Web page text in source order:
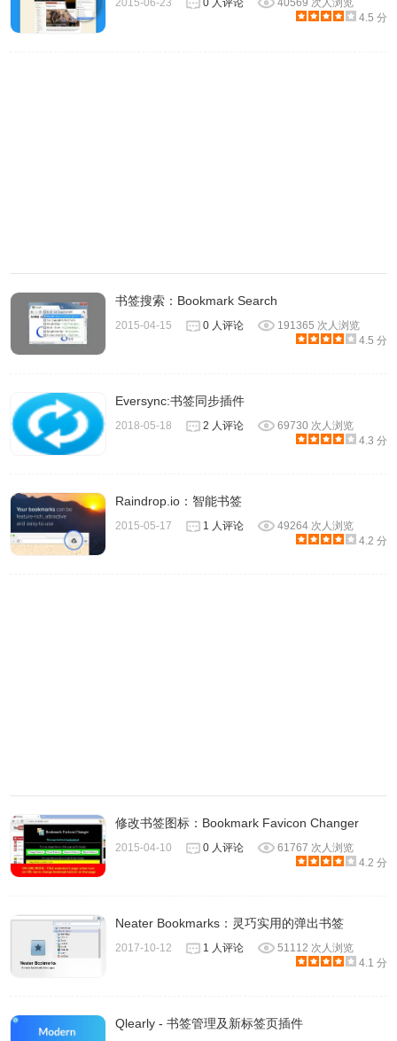
2015-06-23 0 人评论
40569 次人浏览
4.5 分
书签搜索：Bookmark Search
2015-04-15 0 人评论
191365 次人浏览
4.5 分
Eversync:书签同步插件
2018-05-18 2 人评论
69730 次人浏览
4.3 分
Raindrop.io：智能书签
2015-05-17 1 人评论
49264 次人浏览
4.2 分
修改书签图标：Bookmark Favicon Changer
2015-04-10 0 人评论
61767 次人浏览
4.2 分
Neater Bookmarks：灵巧实用的弹出书签
2017-10-12 1 人评论
51112 次人浏览
4.1 分
Qlearly - 书签管理及新标签页插件